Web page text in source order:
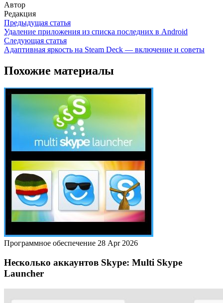
Автор
Редакция
Предыдущая статья
Удаление приложения из списка последних в Android
Следующая статья
Адаптивная яркость на Steam Deck — включение и советы
Похожие материалы
Программное обеспечение 28 Apr 2026
Несколько аккаунтов Skype: Multi Skype
Launcher